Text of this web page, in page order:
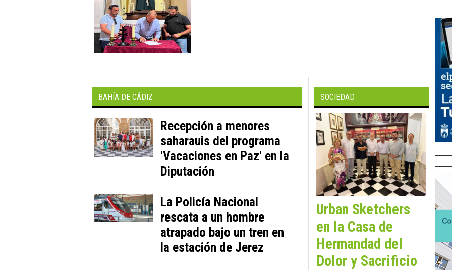
BAHÍA DE CÁDIZ
Recepción a menores
saharauis del programa
'Vacaciones en Paz' en la
Diputación
La Policía Nacional
rescata a un hombre
atrapado bajo un tren en
la estación de Jerez
SOCIEDAD
Urban Sketchers
en la Casa de
Hermandad del
Dolor y Sacrificio